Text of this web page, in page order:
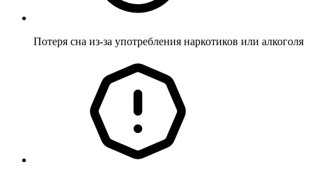
Потеря сна из-за употребления наркотиков или алкоголя